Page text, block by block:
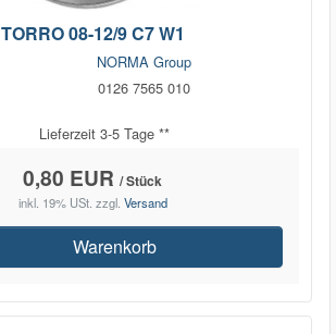
TORRO 08-12/9 C7 W1
NORMA Group
0126 7565 010
Lieferzeit 3-5 Tage **
0,80 EUR / Stück
inkl. 19% USt. zzgl. Versand
Warenkorb